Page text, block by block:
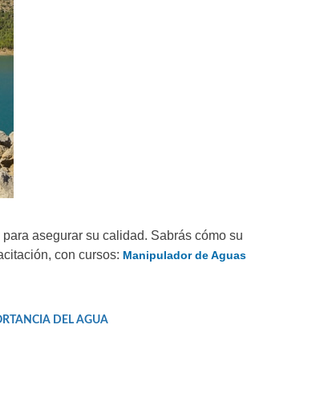
asegurar su calidad. Sabrás cómo su
con cursos: Manipulador de Aguas
DEL AGUA